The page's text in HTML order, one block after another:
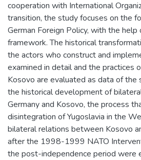
cooperation with International
transition, the study focuses on the
German Foreign Policy, with the
framework. The historical
the actors who construct and
examined in detail and the practices
Kosovo are evaluated as data of the
the historical development of
Germany and Kosovo, the process
disintegration of Yugoslavia in the
bilateral relations between Kosovo
after the 1998-1999 NATO
the post-independence period were